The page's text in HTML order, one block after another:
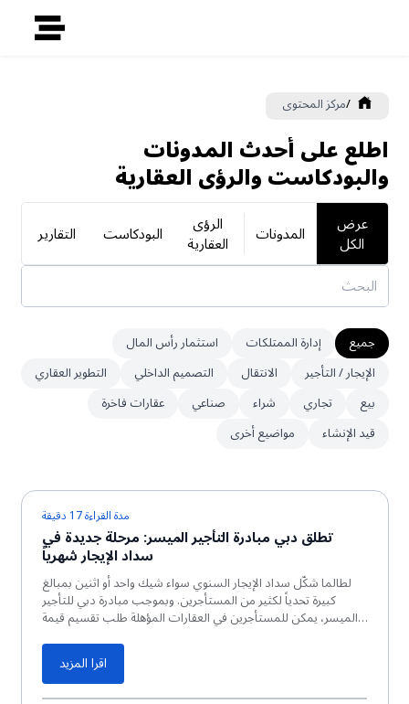
/مركز المحتوى
اطلع على أحدث المدونات
والبودكاست والرؤى العقارية
عرض
الكل المدونات الرؤى
العقارية البودكاست التقارير
جميع إدارة الممتلكات
استثمار رأس المال
الإيجار / التأجير
الانتقال التصميم الداخلي
التطوير العقاري
بيع
تجاري شراء صناعي
عقارات فاخرة
قيد الإنشاء
مواضيع أخرى
مدة القراءة 17 دقيقة
تطلق دبي مبادرة التأجير الميسر: مرحلة جديدة في
سداد الإيجار شهرياً
لطالما شكّل سداد الإيجار السنوي سواء شيك واحد أو اثنين بمبالغ
كبيرة تحدياً لكثير من المستأجرين. وبموجب مبادرة دبي للتأجير
الميسر، يمكن للمستأجرين في العقارات المؤهلة طلب تقسيم قيمة
اقرا المزيد